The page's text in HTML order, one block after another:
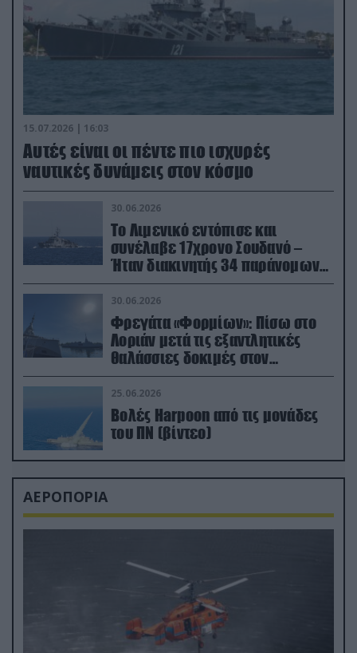
15.07.2026 | 16:03
Aυτές είναι οι πέντε πιο ισχυρές
ναυτικές δυνάμεις στον κόσμο
30.06.2026
Το Λιμενικό εντόπισε και
συνέλαβε 17χρονο Σουδανό –
Ήταν διακινητής 34 παράνομων
μεταναστών
30.06.2026
Φρεγάτα «Φορμίων»: Πίσω στο
Λοριάν μετά τις εξαντλητικές
θαλάσσιες δοκιμές στον
απαιτητικό Βισκαϊκό
25.06.2026
Βολές Harpoon από τις μονάδες
του ΠΝ (βίντεο)
ΑΕΡΟΠΟΡΙΑ